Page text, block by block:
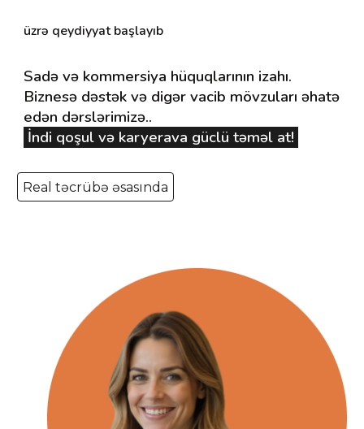
üzrə qeydiyyat başlayıb
Sadə və kommersiya hüquqlarının izahı.
Biznesə dəstəkvə digərvacib mövzuları əhatə
edən dərslərimizə..
İndi qoşul və karyerava güclü təməl at!
Real təcrübə əsasında